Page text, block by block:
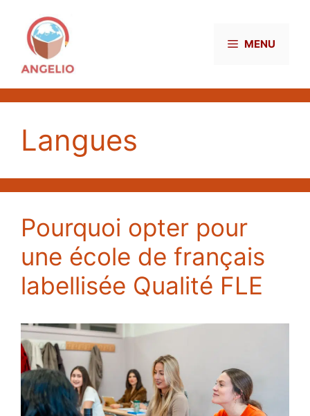
contenu
MENU
Langues
Pourquoi opter pour
une école de français
labellisée Qualité FLE